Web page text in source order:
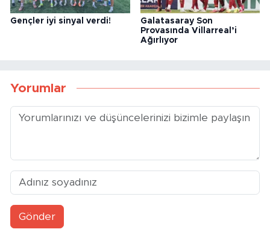
Gençler iyi sinyal verdi!
Galatasaray Son
Provasında Villarreal’i
Ağırlıyor
Yorumlar
Gönder